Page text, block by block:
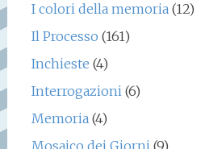
I colori della memoria(12)
Il Processo (161)
Inchieste (4)
Interrogazioni(6)
Memoria(4)
Mosaico dei Giorni(9)